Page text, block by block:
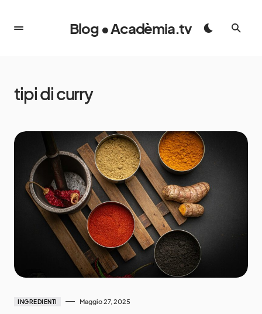
Blog • Acadèmia.tv
tipi di curry
INGREDIENTI Maggio 27, 2025